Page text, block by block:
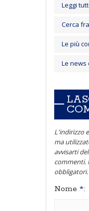
Leggi
Cerca
Le più
Le news
L'indirizzo
ma
avvisarti
commenti.
obbligatori.
Nome *: